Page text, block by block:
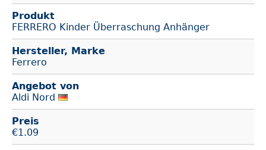
Produkt
FERRERO Kinder Überraschung Anhänger
Hersteller, Marke
Ferrero
Angebot von
Aldi Nord
Preis
€1.09